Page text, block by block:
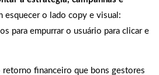
esquecer o lado copy e visual:
para empurrar o usuário para clicar e
financeiro que bons gestores